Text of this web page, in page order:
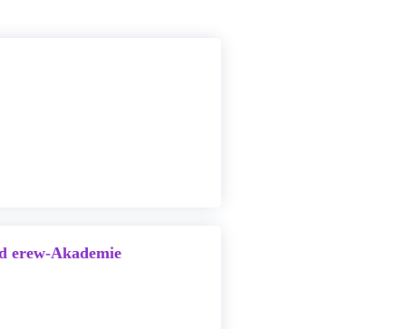
erew-Akademie